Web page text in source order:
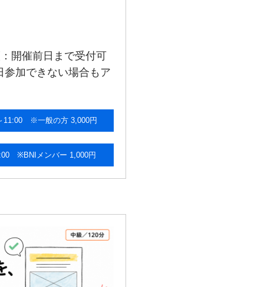
開催前日まで受付可
参加できない場合もア
10:00～11:00 ※一般の方 3,000円
～11:00 ※BNIメンバー 1,000円